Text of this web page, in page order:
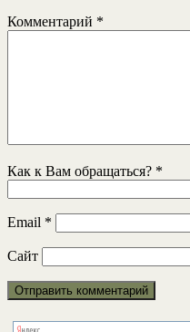
Комментарий *
Как к Вам обращаться? *
Email *
Сайт